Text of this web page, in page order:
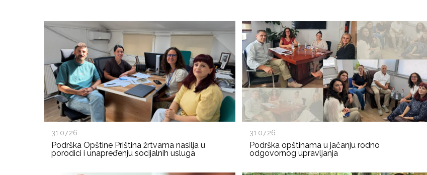
31.07.26
Podrška Opštine Priština žrtvama nasilja u
porodici i unapređenju socijalnih usluga
31.07.26
Podrška opštinama u jačanju rodno
odgovornog upravljanja